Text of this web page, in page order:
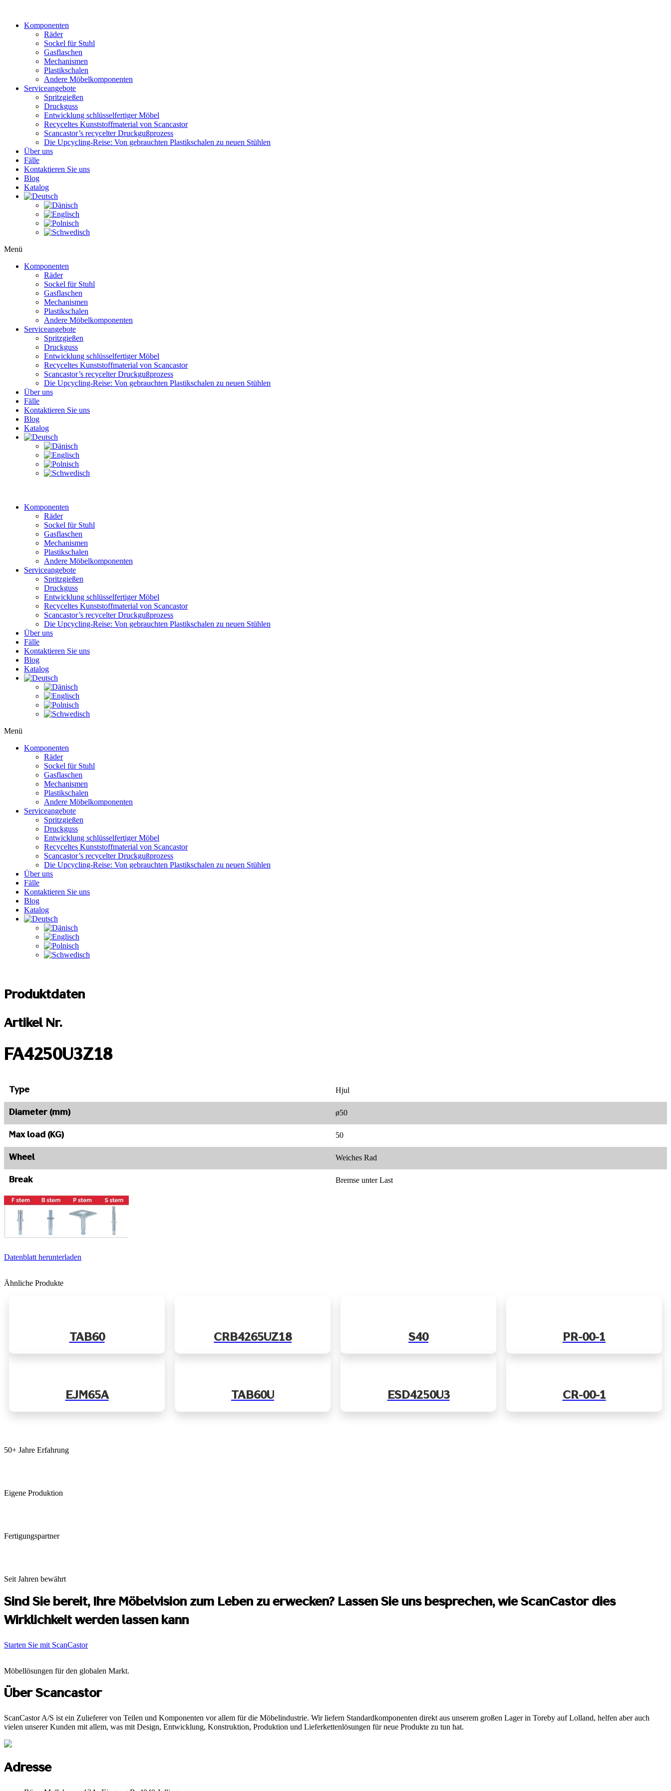
wechselnKomponenten
Räder
Sockel für Stuhl
Gasflaschen
Mechanismen
Plastikschalen
Andere Möbelkomponenten
Serviceangebote
Spritzgießen
Druckguss
Entwicklung schlüsselfertiger Möbel
Recyceltes Kunststoffmaterial von Scancastor
Scancastor’s recycelter Druckgußprozess
Die Upcycling-Reise: Von gebrauchten Plastikschalen zu neuen Stühlen
Über uns
Fälle
Kontaktieren Sie uns
Blog
Katalog
Menü
Komponenten
Räder
Sockel für Stuhl
Gasflaschen
Mechanismen
Plastikschalen
Andere Möbelkomponenten
Serviceangebote
Spritzgießen
Druckguss
Entwicklung schlüsselfertiger Möbel
Recyceltes Kunststoffmaterial von Scancastor
Scancastor’s recycelter Druckgußprozess
Die Upcycling-Reise: Von gebrauchten Plastikschalen zu neuen Stühlen
Über uns
Fälle
Kontaktieren Sie uns
Blog
Katalog
Komponenten
Räder
Sockel für Stuhl
Gasflaschen
Mechanismen
Plastikschalen
Andere Möbelkomponenten
Serviceangebote
Spritzgießen
Druckguss
Entwicklung schlüsselfertiger Möbel
Recyceltes Kunststoffmaterial von Scancastor
Scancastor’s recycelter Druckgußprozess
Die Upcycling-Reise: Von gebrauchten Plastikschalen zu neuen Stühlen
Über uns
Fälle
Kontaktieren Sie uns
Blog
Katalog
Menü
Komponenten
Räder
Sockel für Stuhl
Gasflaschen
Mechanismen
Plastikschalen
Andere Möbelkomponenten
Serviceangebote
Spritzgießen
Druckguss
Entwicklung schlüsselfertiger Möbel
Recyceltes Kunststoffmaterial von Scancastor
Scancastor’s recycelter Druckgußprozess
Die Upcycling-Reise: Von gebrauchten Plastikschalen zu neuen Stühlen
Über uns
Fälle
Kontaktieren Sie uns
Blog
Katalog
Produktdaten
Artikel Nr.
FA4250U3Z18
Type Hjul
Diameter (mm) ø50
Max load (KG) 50
Wheel Weiches Rad
Break Bremse unter Last
Datenblatt herunterladen
Ähnliche Produkte
TAB60 CRB4265UZ18 S40 PR-00-1
EJM65A TAB60U ESD4250U3 CR-00-1
50+ Jahre Erfahrung
Eigene Produktion
Fertigungspartner
Seit Jahren bewährt
Sind Sie bereit, Ihre Möbelvision zum Leben zu erwecken? Lassen Sie uns besprechen, wie ScanCastor dies
Wirklichkeit werden lassen kann
Starten Sie mit ScanCastor
Möbellösungen für den globalen Markt.
Über Scancastor
ScanCastor A/S ist ein Zulieferer von Teilen und Komponenten vor allem für die Möbelindustrie. Wir liefern Standardkomponenten direkt aus unserem großen Lager in Toreby auf Lolland, helfen aber auch
vielen unserer Kunden mit allem, was mit Design, Entwicklung, Konstruktion, Produktion und Lieferkettenlösungen für neue Produkte zu tun hat.
Adresse